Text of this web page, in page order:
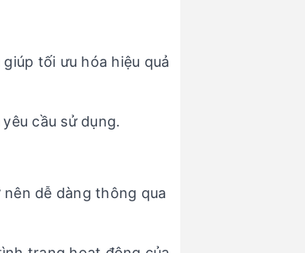
tối ưu hóa hiệu quả
cầu sử dụng.
dễ dàng thông qua